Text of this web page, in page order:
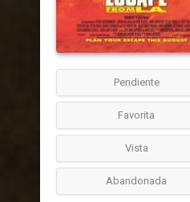
Pendiente
Favorita
Vista
Abandonada